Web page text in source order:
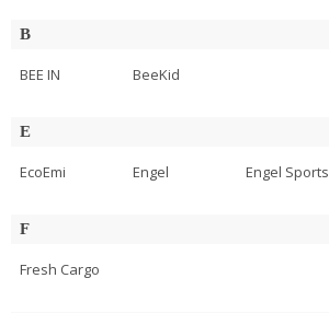
B
BEE IN BeeKid
E
EcoEmi Engel Engel Sports
F
Fresh Cargo